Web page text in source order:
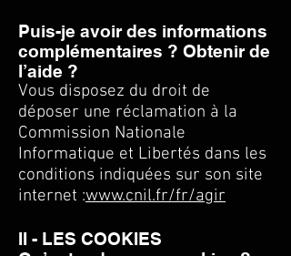
Puis-je avoir des informations
complémentaires ? Obtenir de
l’aide ?
Vous disposez du droit de
déposer une réclamation à la
Commission Nationale
Informatique et Libertés dans les
conditions indiquées sur son site
internet :www.cnil.fr/fr/agir
II - LES COOKIES